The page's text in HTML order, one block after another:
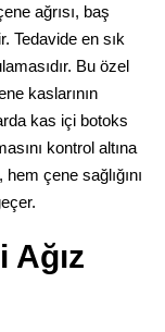
ağrısı, baş
Tedavide en sık
Bu özel
kaslarının
kas içi botoks
kontrol altına
çene sağlığını
Ağız